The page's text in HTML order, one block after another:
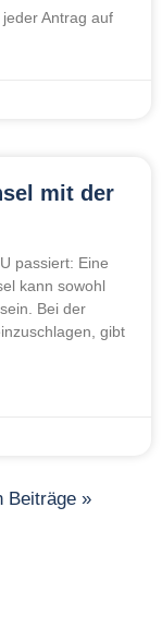
Antrag auf
mit der
passiert: Eine
kann sowohl
Bei der
gibt
Beiträge »